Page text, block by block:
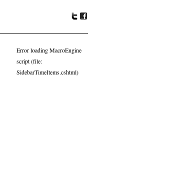
r
oo
Error loading MacroEngine
script (file:
SidebarTimeItems.cshtml)